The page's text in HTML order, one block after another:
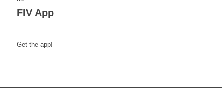
FIV App
Get the app!